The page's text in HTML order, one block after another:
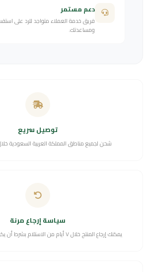
دعم مستمر
فريق خدمة العملاء متواجد للرد على
ومساعدتك.
توصيل سريع
شحن لجميع مناطق المملكة العربية السعودية خلال ٢-٥ أيام
سياسة إرجاع مرنة
يمكنك إرجاع المنتج خلال ٧ أيام من الاستلام بشرط أن يكون في حالته الأصلية.